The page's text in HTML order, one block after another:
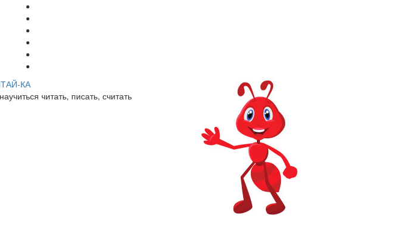
КА
читать, писать, считать